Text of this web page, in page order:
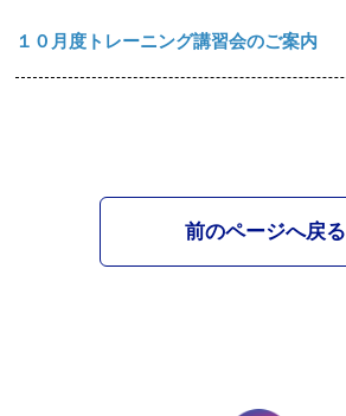
１０月度トレーニング講習会のご案内
前のページへ戻る